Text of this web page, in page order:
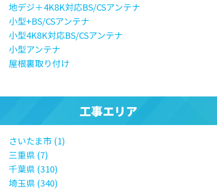
地デジ＋4K8K対応BS/CSアンテナ
小型+BS/CSアンテナ
小型4K8K対応BS/CSアンテナ
小型アンテナ
屋根裏取り付け
工事エリア
さいたま市 (1)
三重県 (7)
千葉県 (310)
埼玉県 (340)